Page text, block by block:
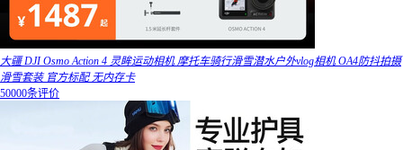
大疆 DJI Osmo Action 4 灵眸运动相机 摩托车骑行滑雪潜水户外vlog相机 OA4防抖拍摄
滑雪套装 官方标配 无内存卡
50000条评价